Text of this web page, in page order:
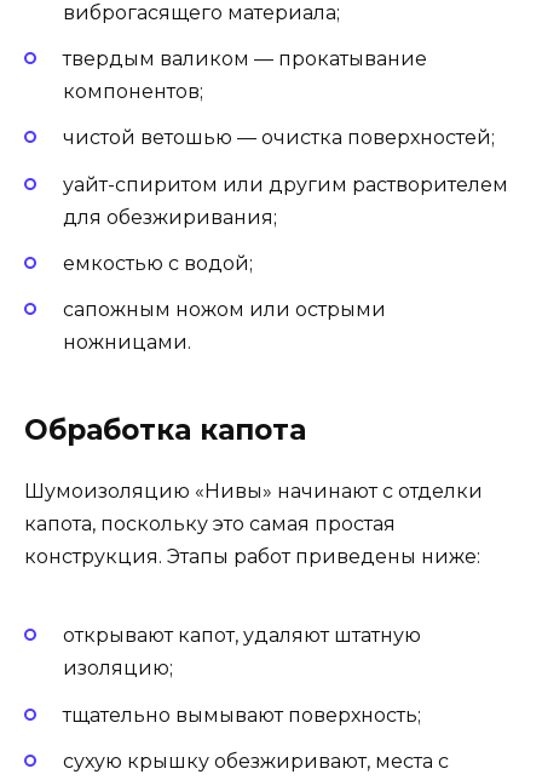
виброгасящего материала;
твердым валиком — прокатывание
компонентов;
чистой ветошью — очистка поверхностей;
уайт-спиритом или другим растворителем
для обезжиривания;
емкостью с водой;
сапожным ножом или острыми
ножницами.
Обработка капота
Шумоизоляцию «Нивы» начинают с отделки
капота, поскольку это самая простая
конструкция. Этапы работ приведены ниже:
открывают капот, удаляют штатную
изоляцию;
тщательно вымывают поверхность;
сухую крышку обезжиривают, места с